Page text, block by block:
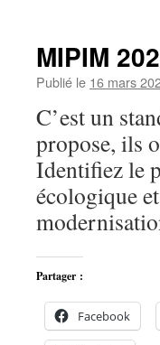
MIPIM
Publié le 16 mars
C’est un
propose, ils
Identifiez le
écologique
Partager :
Facebook